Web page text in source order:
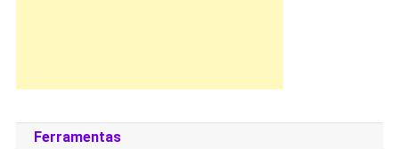
Ferramentas